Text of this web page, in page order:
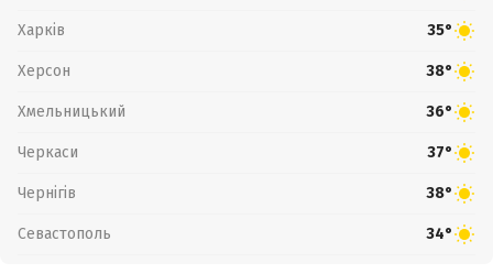
Харків 35°
Херсон 38°
Хмельницький 36°
Черкаси 37°
Чернігів 38°
Севастополь 34°